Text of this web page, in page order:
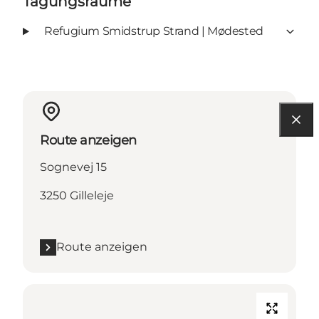
Refugium Smidstrup Strand | Mødested
Route anzeigen
Sognevej 15
3250 Gilleleje
Route anzeigen